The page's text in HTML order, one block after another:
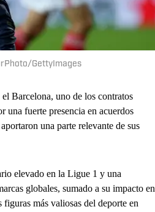
GettyImages
Barcelona, uno de los contratos
una fuerte presencia en acuerdos
una parte relevante de sus
elevado en la Ligue 1 y una
globales, sumado a su impacto en
más valiosas del deporte en